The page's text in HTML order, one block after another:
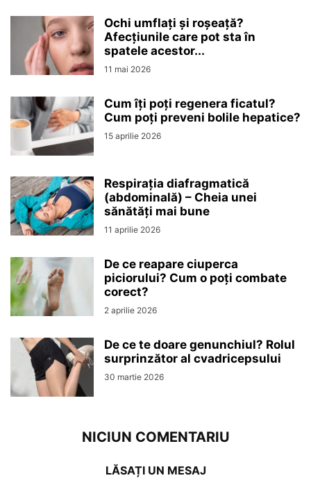
Ochi umflați și roșeață?
Afecțiunile care pot sta în
spatele acestor...
11 mai 2026
Cum îți poți regenera ficatul?
Cum poți preveni bolile hepatice?
15 aprilie 2026
Respirația diafragmatică
(abdominală) – Cheia unei
sănătăți mai bune
11 aprilie 2026
De ce reapare ciuperca
piciorului? Cum o poți combate
corect?
2 aprilie 2026
De ce te doare genunchiul? Rolul
surprinzător al cvadricepsului
30 martie 2026
NICIUN COMENTARIU
LĂSAȚI UN MESAJ